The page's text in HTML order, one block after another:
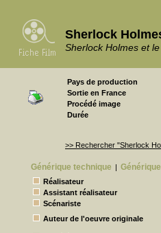
Sherlock
Sherlock Holmes et
Pays de production
Sortie en France
Procédé image
Durée
>> Rechercher "Sherlock
Générique technique |
Réalisateur
Assistant réalisateur
Scénariste
Auteur de l'oeuvre originale